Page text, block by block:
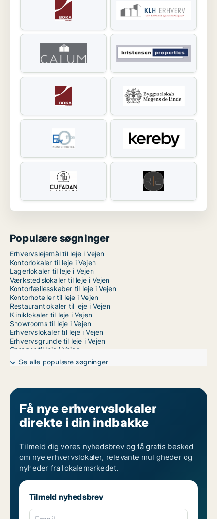
Populære søgninger
Erhvervslejemål til leje i Vejen
Kontorlokaler til leje i Vejen
Lagerlokaler til leje i Vejen
Værkstedslokaler til leje i Vejen
Kontorfællesskaber til leje i Vejen
Kontorhoteller til leje i Vejen
Restaurantlokaler til leje i Vejen
Kliniklokaler til leje i Vejen
Showrooms til leje i Vejen
Erhvervslokaler til leje i Vejen
Erhvervsgrunde til leje i Vejen
Garager til leje i Vejen
Butikslokaler til leje i Esbjerg
Se alle populære søgninger
Få nye erhvervslokaler
direkte i din indbakke
Tilmeld dig vores nyhedsbrev og få gratis besked
om nye erhvervslokaler, relevante muligheder og
nyheder fra lokalemarkedet.
Tilmeld nyhedsbrev